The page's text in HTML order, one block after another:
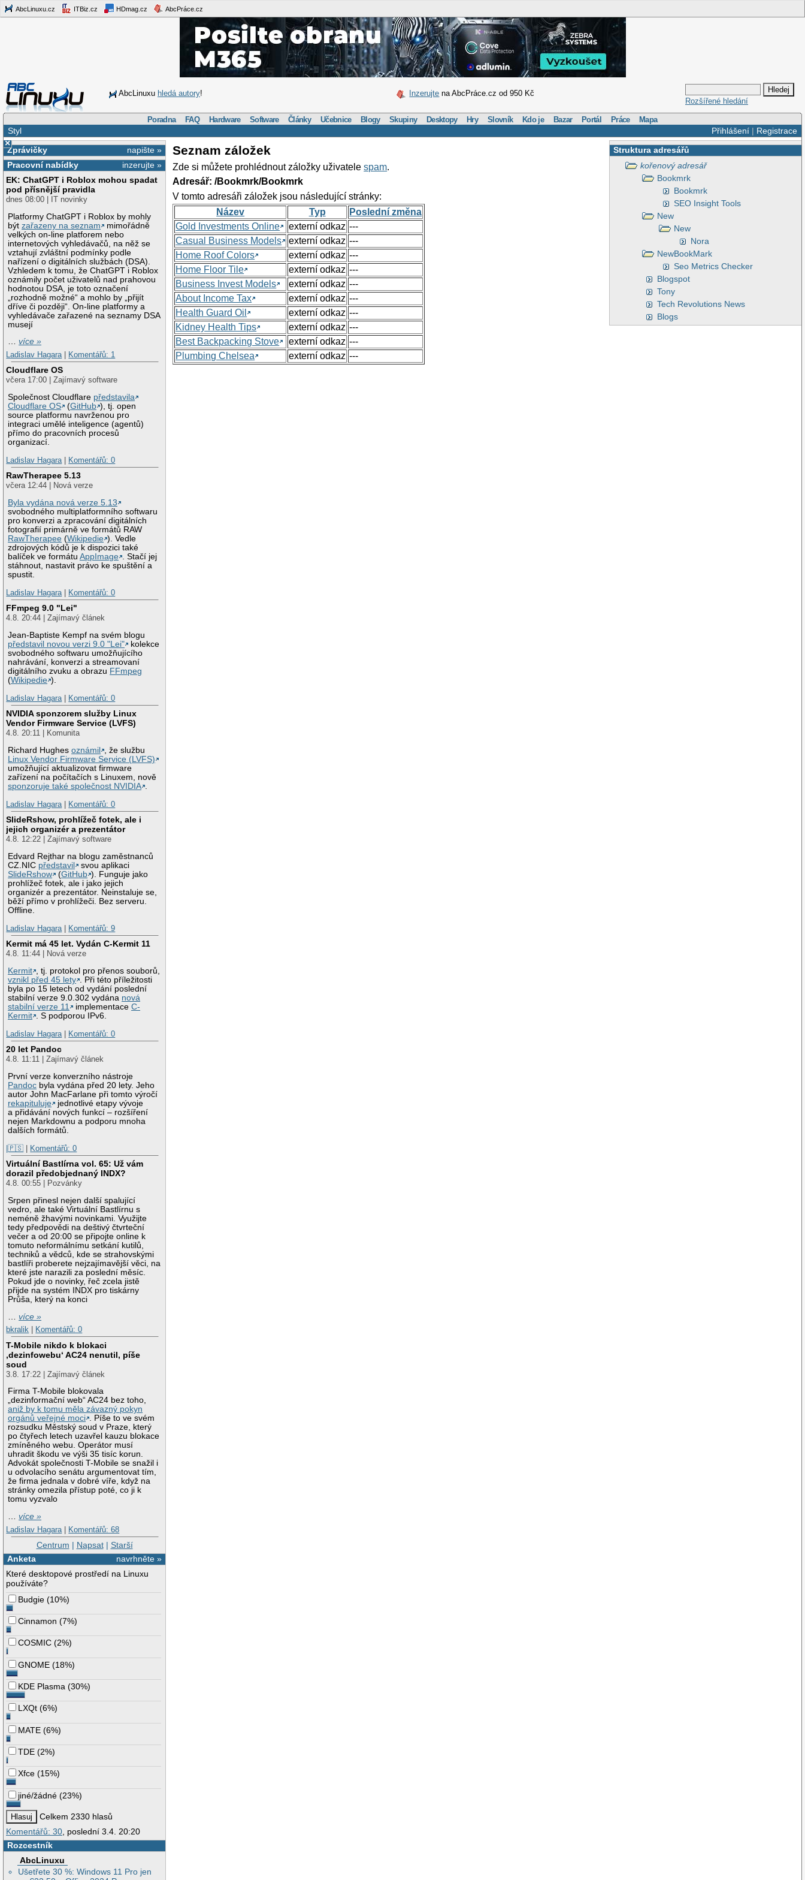
AbcLinuxu.cz ITBiz.cz HDmag.cz AbcPráce.cz
AbcLinuxu hledá autory! Inzerujte na AbcPráce.cz od 950 Kč
Rozšířené hledání
Poradna FAQ Hardware Software Články Učebnice Blogy Skupiny Desktopy Hry Slovník Kdo je Bazar Portál Práce Mapa
Přihlášení| Registrace
Styl
×
napište »
Zprávičky
inzerujte »
Pracovní nabídky
EK: ChatGPT i Roblox mohou spadat
pod přísnější pravidla
dnes 08:00 | IT novinky
Platformy ChatGPT i Roblox by mohly
býtzařazeny na seznam
mimořádně
velkých on-line platforem nebo
internetových vyhledávačů, na něž se
vztahují zvláštní podmínky podle
nařízení o digitálních službách (DSA).
Vzhledem k tomu, že ChatGPT i Roblox
oznámily počet uživatelů nad prahovou
hodnotou DSA, je toto označení
„rozhodně možné“ a mohlo by „přijít
dříve či později“. On-line platformy a
vyhledávače zařazené na seznamy DSA
musejí
…více »
Ladislav Hagara
Komentářů: 1
Cloudflare OS
včera 17:00 | Zajímavý software
Společnost Cloudflare představila
Cloudflare OS
(GitHub ), tj. open
source platformu navrženou pro
integraci umělé inteligence (agentů)
přímo do pracovních procesů
organizací.
Ladislav Hagara
Komentářů: 0
RawTherapee 5.13
včera 12:44 | Nová verze
Byla vydána nová verze 5.13
svobodného multiplatformního softwaru
pro konverzi a zpracování digitálních
fotografií primárně ve formátů RAW
RawTherapee (Wikipedie ). Vedle
zdrojových kódů je k dispozici také
balíček ve formátuAppImage . Stačí jej
stáhnout, nastavit právo ke spuštění a
spustit.
Ladislav Hagara
Komentářů: 0
FFmpeg 9.0 "Lei"
4.8. 20:44 | Zajímavý článek
Jean-Baptiste Kempf na svém blogu
představil novou verzi 9.0 "Lei"
kolekce
svobodného softwaru umožňujícího
nahrávání, konverzi a streamovaní
digitálního zvuku a obrazu FFmpeg
(Wikipedie ).
Ladislav Hagara
Komentářů: 0
NVIDIA sponzorem služby Linux
Vendor Firmware Service (LVFS)
4.8. 20:11 | Komunita
Richard Hughesoznámil
, že službu
Linux Vendor Firmware Service (LVFS)
umožňující aktualizovat firmware
zařízení na počítačích s Linuxem, nově
sponzoruje také společnost NVIDIA .
Ladislav Hagara | Komentářů: 0
SlideRshow, prohlížeč fotek, ale i
jejich organizér a prezentátor
4.8. 12:22 | Zajímavý software
Edvard Rejthar na blogu zaměstnanců
CZ.NIC představil
svou aplikaci
SlideRshow
(GitHub ). Funguje jako
prohlížeč fotek, ale i jako jejich
organizér a prezentátor. Neinstaluje se,
běží přímo v prohlížeči. Bez serveru.
Offline.
Ladislav Hagara | Komentářů: 9
Kermit má 45 let. Vydán C-Kermit 11
4.8. 11:44 | Nová verze
Kermit , tj. protokol pro přenos souborů,
vznikl před 45 lety . Při této příležitosti
byla po 15 letech od vydání poslední
stabilní verze 9.0.302 vydána nová
stabilní verze 11
implementaceC-
Kermit . S podporou IPv6.
Ladislav Hagara | Komentářů: 0
20 let Pandoc
4.8. 11:11 | Zajímavý článek
První verze konverzního nástroje
Pandoc byla vydána před 20 lety. Jeho
autor John MacFarlane při tomto výročí
rekapituluje
jednotlivé etapy vývoje
a přidávání nových funkcí – rozšíření
nejen Markdownu a podporu mnoha
dalších formátů.
|🇵🇸 | Komentářů: 0
Virtuální Bastlírna vol. 65: Už vám
dorazil předobjednaný INDX?
4.8. 00:55 | Pozvánky
Srpen přinesl nejen další spalující
vedro, ale také Virtuální Bastlírnu s
neméně žhavými novinkami. Využijte
tedy předpovědi na deštivý čtvrteční
večer a od 20:00 se připojte online k
tomuto neformálnímu setkání kutilů,
techniků a vědců, kde se strahovskými
bastlíři proberete nejzajímavější věci, na
které jste narazili za poslední měsíc.
Pokud jde o novinky, řeč zcela jistě
přijde na systém INDX pro tiskárny
Průša, který na konci
…více »
bkralik
Komentářů: 0
T-Mobile nikdo k blokaci
‚dezinfowebu‘ AC24 nenutil, píše
soud
3.8. 17:22 | Zajímavý článek
Firma T-Mobile blokovala
„dezinformační web“ AC24 bez toho,
aniž by k tomu měla závazný pokyn
orgánů veřejné moci . Píše to ve svém
rozsudku Městský soud v Praze, který
po čtyřech letech uzavřel kauzu blokace
zmíněného webu. Operátor musí
uhradit škodu ve výši 35 tisíc korun.
Advokát společnosti T-Mobile se snažil i
u odvolacího senátu argumentovat tím,
že firma jednala v dobré víře, když na
stránky omezila přístup poté, co ji k
tomu vyzvalo
…více »
Ladislav Hagara | Komentářů: 68
Centrum | Napsat| Starší
navrhněte »
Anketa
Které desktopové prostředí na Linuxu
používáte?
Budgie (10%)
Cinnamon (7%)
COSMIC (2%)
GNOME (18%)
KDE Plasma (30%)
LXQt (6%)
MATE (6%)
TDE (2%)
Xfce (15%)
jiné/žádné (23%)
Celkem 2330 hlasů
Komentářů: 30, poslední 3.4. 20:20
Rozcestník
AbcLinuxu
Ušetřete 30 %: Windows 11 Pro jen
Struktura adresářů
kořenový adresář
Bookmrk
Bookmrk
SEO Insight Tools
New
New
Nora
NewBookMark
Seo Metrics Checker
Blogspot
Tony
Tech Revolutions News
Blogs
Seznam záložek
Zde si můžete prohlédnout záložky uživatelespam.
Adresář: /Bookmrk/Bookmrk
V tomto adresáři záložek jsou následující stránky:
Název
Typ
Poslední změna
Gold Investments Online
externí odkaz ---
Casual Business Models
externí odkaz ---
Home Roof Colors
externí odkaz ---
Home Floor Tile
externí odkaz ---
Business Invest Models
externí odkaz ---
About Income Tax
externí odkaz ---
Health Guard Oil
externí odkaz ---
Kidney Health Tips
externí odkaz ---
Best Backpacking Stove
externí odkaz ---
Plumbing Chelsea
externí odkaz ---